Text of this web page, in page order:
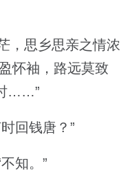
，思乡思亲之情浓
怀袖，路远莫致
……”
回钱唐？”
知。”